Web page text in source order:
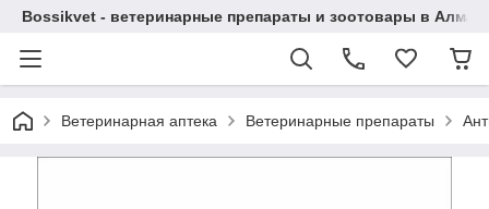
Bossikvet - ветеринарные препараты и зоотовары в
Ветеринарная аптека Ветеринарные препараты